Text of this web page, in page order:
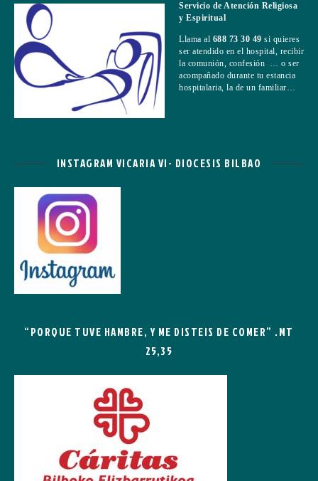
Servicio de Atención Religiosa
y Espiritual
Llama al 688 73 30 49 si quieres
ser atendido en el hospital, recibir
la comunión, confesión … o ser
acompañado durante tu estancia
hospitalaria, la de un familiar…
INSTAGRAM VICARIA VI- DIOCESIS BILBAO
“PORQUE TUVE HAMBRE, Y ME DISTEIS DE COMER” .MT
25,35